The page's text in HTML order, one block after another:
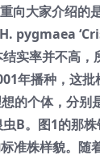
向大家介绍的
pygmaea
实率并不高，
年播种，这批
的个体，分别
B。图1的那
准株样貌。随